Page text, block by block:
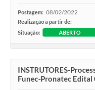
Postagem: 08/02/2022
Realização a partir de:
Situação:
ABERTO
INSTRUTORES-
Funec-Pronatec